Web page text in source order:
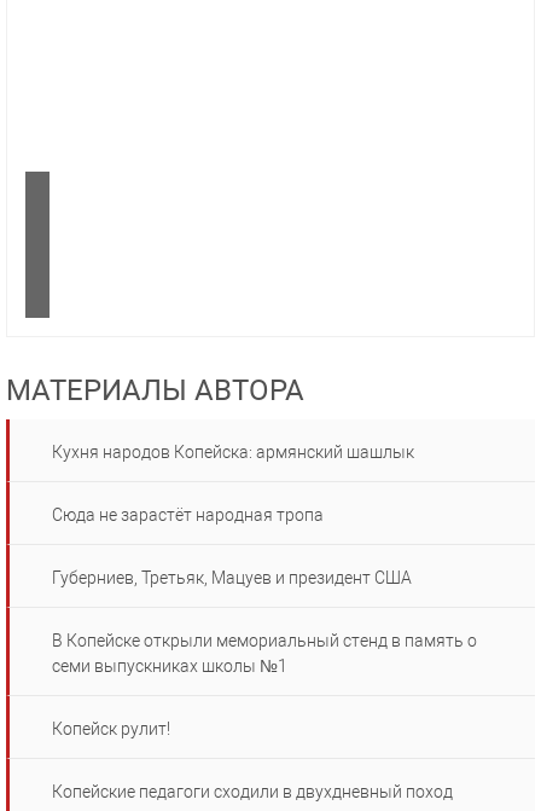
МАТЕРИАЛЫ АВТОРА
Кухня народов Копейска: армянский шашлык
Сюда не зарастёт народная тропа
Губерниев, Третьяк, Мацуев и президент США
В Копейске открыли мемориальный стенд в память о
семи выпускниках школы №1
Копейск рулит!
Копейские педагоги сходили в двухдневный поход